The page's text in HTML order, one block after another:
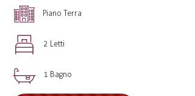
Piano Terra
2 Letti
1 Bagno